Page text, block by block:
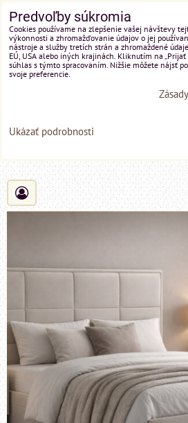
Predvoľby súkromia
Cookies používame na zlepšenie vašej návštevy
výkonnosti a zhromažďovanie údajov o jej
nástroje a služby tretích strán a zhromaždené
EÚ, USA alebo iných krajinách. Kliknutím na
súhlas s týmto spracovaním. Nižšie môžete nájsť
svoje preferencie.
Ukázať podrobnosti